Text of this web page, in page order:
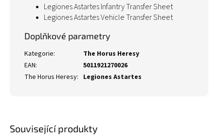
Související produkty
Legiones Astartes Infantry Transfer Sheet
Legiones Astartes Vehicle Transfer Sheet
Doplňkové parametry
Kategorie:
The Horus Heresy
EAN:
5011921270026
The Horus Heresy: Legiones Astartes